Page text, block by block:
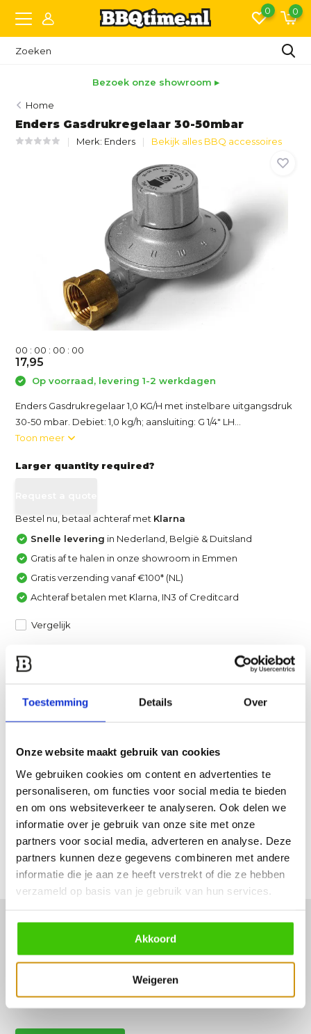
Toestemming Details Over
Onze website maakt gebruik van cookies
We gebruiken cookies om content en advertenties te
personaliseren, om functies voor social media te bieden
en om ons websiteverkeer te analyseren. Ook delen we
informatie over je gebruik van onze site met onze
partners voor social media, adverteren en analyse. Deze
partners kunnen deze gegevens combineren met andere
informatie die je aan ze heeft verstrekt of die ze hebben
verzameld op basis van je gebruik van hun services.
Akkoord
Weigeren
0 0
Bezoek onze showroom ▸
Home
Enders Gasdrukregelaar 30-50mbar
Merk: Enders Bekijk alles BBQ accessoires
00 : 00 : 00 : 00
17,95
Op voorraad, levering 1-2 werkdagen
Enders Gasdrukregelaar 1,0 KG/H met instelbare uitgangsdruk
30-50 mbar. Debiet: 1,0 kg/h; aansluiting: G 1/4" LH...
Toon meer
Larger quantity required?
Bestel nu, betaal achteraf met Klarna
Snelle levering in Nederland, België & Duitsland
Gratis af te halen in onze showroom in Emmen
Gratis verzending vanaf €100* (NL)
Achteraf betalen met Klarna, IN3 of Creditcard
Vergelijk
Heb je een vraag over dit product?
Stuur ons een mail
Productomschrijving
Specificaties
Delen
Hulp of advies nodig?
Vraag het een van onze specialisten!
Stuur gemakkelijk een Whatsapp.